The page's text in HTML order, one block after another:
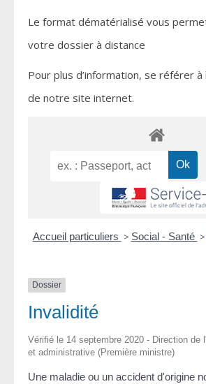
Le format dématérialisé vous
votre dossier à distance
Pour plus d’information, se référer à
de notre site internet.
Accueil particuliers > Social - Santé >
Dossier
Invalidité
Vérifié le 14 septembre 2020 - Direction de
et administrative (Première ministre)
Une maladie ou un accident d'origine